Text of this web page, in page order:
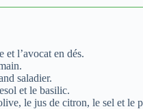
et l’avocat en dés.
saladier.
et le basilic.
le jus de citron, le sel et le